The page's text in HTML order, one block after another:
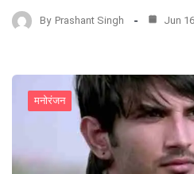
By Prashant Singh Jun
मनोरंजन